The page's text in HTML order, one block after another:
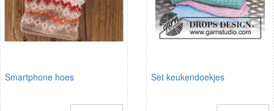
Smartphone hoes Set keukendoekjes